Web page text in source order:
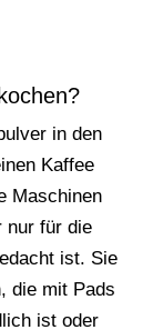
in den
Kaffee
Maschinen
nur für die
ist. Sie
die mit Pads
ist oder